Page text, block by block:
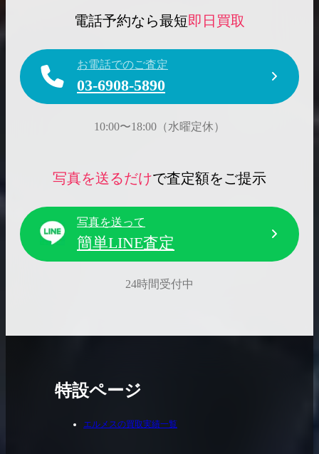
電話予約なら最短即日買取
お電話でのご査定
03-6908-5890
10:00〜18:00（水曜定休）
写真を送るだけで査定額をご提示
写真を送って
簡単LINE査定
24時間受付中
特設ページ
エルメスの買取実績一覧